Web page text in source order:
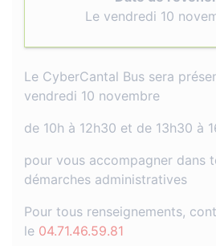
Le vendredi 10
Le CyberCantal Bus sera
vendredi 10 novembre
de 10h à 12h30 et de 13h30 à
pour vous accompagner dans
démarches administratives
Pour tous renseignements,
le 04.71.46.59.81